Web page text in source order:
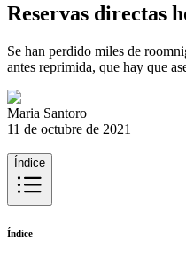
Reservas directas
Se han perdido miles de
antes reprimida, que hay que
Maria Santoro
11 de octubre de 2021
Índice
Índice